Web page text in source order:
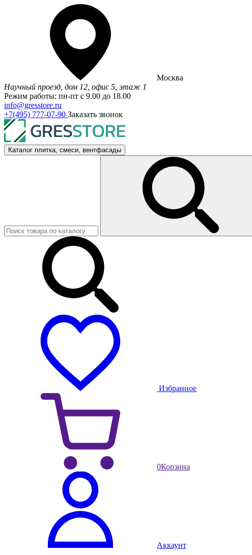
Москва
Научный проезд, дом 12, офис 5, этаж 1
Режим работы: пн-пт с 9.00 до 18.00
info@gresstore.ru
+7(495) 777-07-90 Заказать звонок
Каталог плитка, смеси, вентфасады
Избранное
0Корзина
Аккаунт